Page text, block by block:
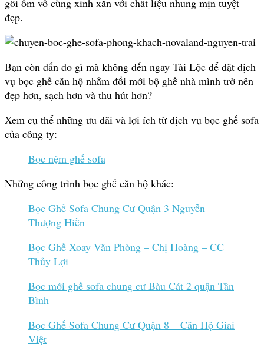
gối ôm vô cùng xinh xắn với chất liệu nhung mịn tuyệt
đẹp.
Bạn còn đắn đo gì mà không đến ngay Tài Lộc để đặt dịch
vụ bọc ghế căn hộ nhằm đổi mới bộ ghế nhà mình trở nên
đẹp hơn, sạch hơn và thu hút hơn?
Xem cụ thể những ưu đãi và lợi ích từ dịch vụ bọc ghế sofa
của công ty:
Bọc nệm ghế sofa
Những công trình bọc ghế căn hộ khác:
Bọc Ghế Sofa Chung Cư Quận 3 Nguyễn
Thượng Hiền
Bọc Ghế Xoay Văn Phòng – Chị Hoàng – CC
Thủy Lợi
Bọc mới ghế sofa chung cư Bàu Cát 2 quận Tân
Bình
Bọc Ghế Sofa Chung Cư Quận 8 – Căn Hộ Giai
Việt